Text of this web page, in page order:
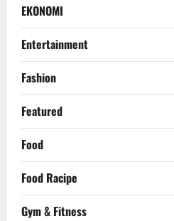
EKONOMI
Entertainment
Fashion
Featured
Food
Food Racipe
Gym & Fitness